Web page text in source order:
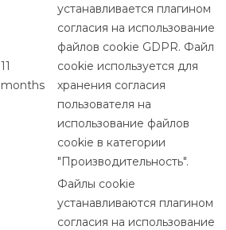
11
months
устанавливается плагином
согласия на использование
файлов cookie GDPR. Файл
cookie используется для
хранения согласия
пользователя на
использование файлов
cookie в категории
"Производительность".
Файлы cookie
устанавливаются плагином
согласия на использование